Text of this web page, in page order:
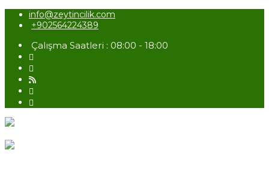
info@zeytincilik.com
+902564224389
Çalışma Saatleri : 08:00 - 18:00